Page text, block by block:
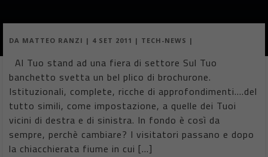
DA MATTEO RANZI | 4 SET 2011 | TECH-NEWS |
Al Tuo stand ad una fiera di settore Sul Tuo
banchetto svetta un bel plico di brochurone.
Istituzionali, complete, ricche di approfondimenti….del
tutto simili, come impostazione, a quelle dei Tuoi
vicini di destra e di sinistra. In fondo è così da
sempre, perchè cambiare? I visitatori passano e dopo
la chiacchierata fiume in cui […]